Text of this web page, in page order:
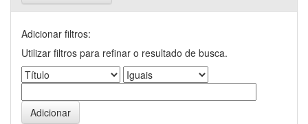
Adicionar filtros:
Utilizar filtros para refinar o resultado de busca.